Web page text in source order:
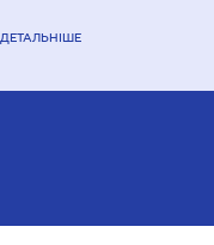
ДЕТАЛЬНІШЕ